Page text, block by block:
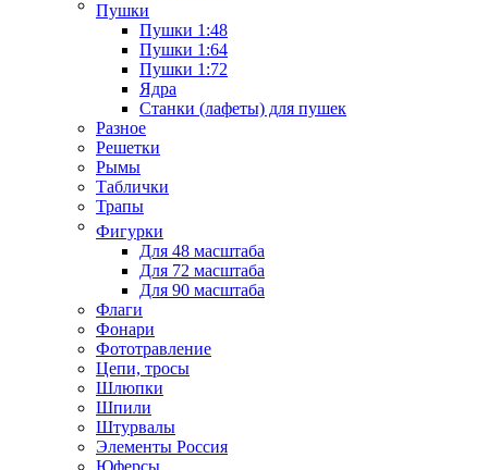
Пушки
Пушки 1:48
Пушки 1:64
Пушки 1:72
Ядра
Станки (лафеты) для пушек
Разное
Решетки
Рымы
Таблички
Трапы
Фигурки
Для 48 масштаба
Для 72 масштаба
Для 90 масштаба
Флаги
Фонари
Фототравление
Цепи, тросы
Шлюпки
Шпили
Штурвалы
Элементы Россия
Юферсы